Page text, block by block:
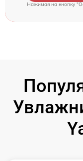
Нажимая на кнопку